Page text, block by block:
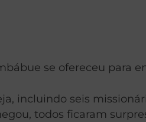
se ofereceu para
incluindo seis
todos ficaram